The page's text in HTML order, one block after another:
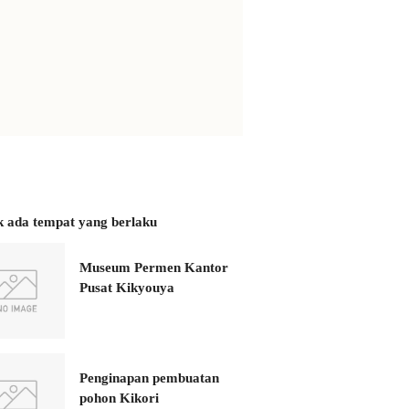
ada tempat yang berlaku
Museum Permen Kantor
Pusat Kikyouya
Penginapan pembuatan
pohon Kikori